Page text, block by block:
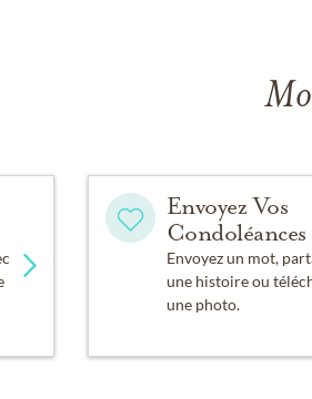
Envoyez Vos
Condoléances
Envoyez un mot,
une histoire ou
une photo.